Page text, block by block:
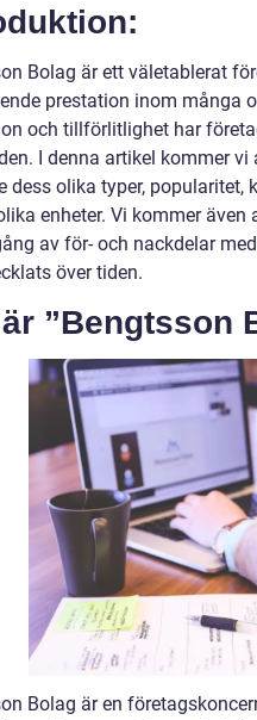
Bolag är ett väletablerat
prestation inom många
och tillförlitlighet har
I denna artikel kommer
dess olika typer,
enheter. Vi kommer
av för- och nackdelar
över tiden.
”Bengtsson
Bolag är en